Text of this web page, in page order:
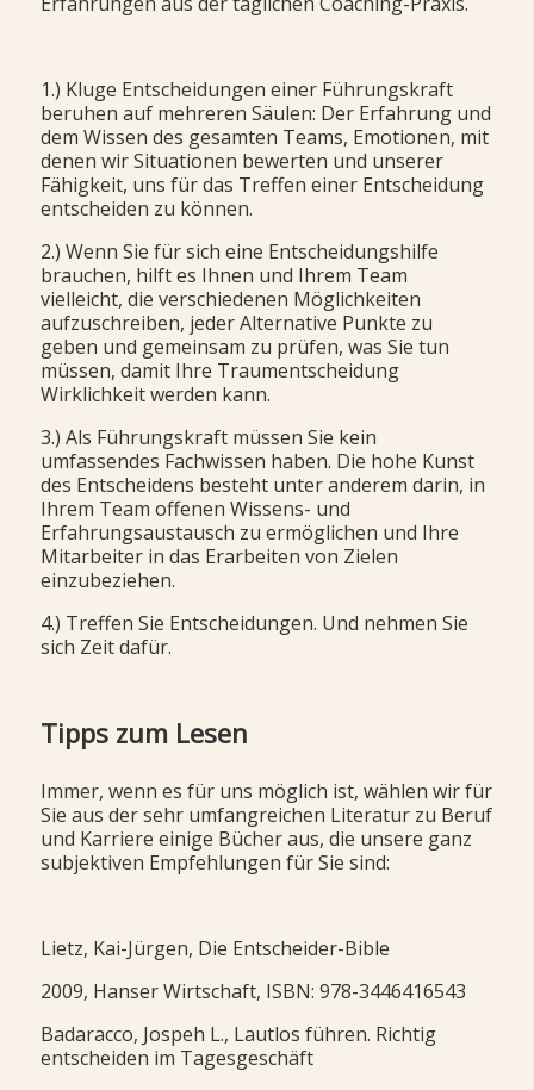
1.) Kluge Entscheidungen einer Führungskraft
beruhen auf mehreren Säulen: Der Erfahrung und
dem Wissen des gesamten Teams, Emotionen, mit
denen wir Situationen bewerten und unserer
Fähigkeit, uns für das Treffen einer Entscheidung
entscheiden zu können.
2.) Wenn Sie für sich eine Entscheidungshilfe
brauchen, hilft es Ihnen und Ihrem Team
vielleicht, die verschiedenen Möglichkeiten
aufzuschreiben, jeder Alternative Punkte zu
geben und gemeinsam zu prüfen, was Sie tun
müssen, damit Ihre Traumentscheidung
Wirklichkeit werden kann.
3.) Als Führungskraft müssen Sie kein
umfassendes Fachwissen haben. Die hohe Kunst
des Entscheidens besteht unter anderem darin, in
Ihrem Team offenen Wissens- und
Erfahrungsaustausch zu ermöglichen und Ihre
Mitarbeiter in das Erarbeiten von Zielen
einzubeziehen.
4.) Treffen Sie Entscheidungen. Und nehmen Sie
sich Zeit dafür.
Tipps zum Lesen
Immer, wenn es für uns möglich ist, wählen wir für
Sie aus der sehr umfangreichen Literatur zu Beruf
und Karriere einige Bücher aus, die unsere ganz
subjektiven Empfehlungen für Sie sind:
Lietz, Kai-Jürgen, Die Entscheider-Bible
2009, Hanser Wirtschaft, ISBN: 978-3446416543
Badaracco, Jospeh L., Lautlos führen. Richtig
entscheiden im Tagesgeschäft